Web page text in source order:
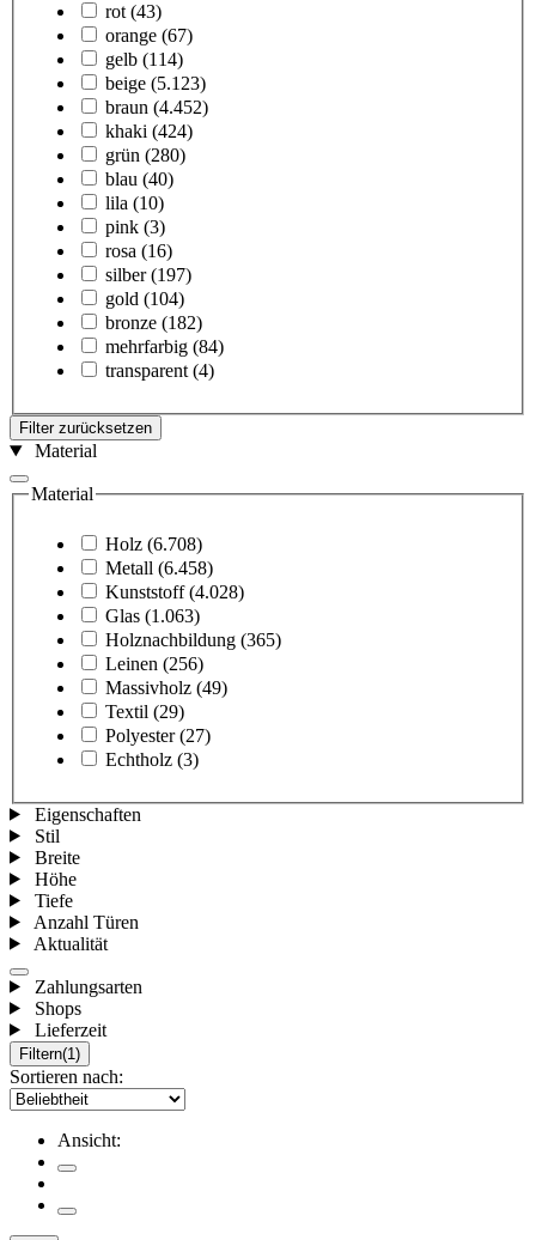
rot (43)
orange (67)
gelb (114)
beige (5.123)
braun (4.452)
khaki (424)
grün (280)
blau (40)
lila (10)
pink (3)
rosa (16)
silber (197)
gold (104)
bronze (182)
mehrfarbig (84)
transparent (4)
Filter zurücksetzen
Material
Material
Holz (6.708)
Metall (6.458)
Kunststoff (4.028)
Glas (1.063)
Holznachbildung (365)
Leinen (256)
Massivholz (49)
Textil (29)
Polyester (27)
Echtholz (3)
Eigenschaften
Stil
Breite
Höhe
Tiefe
Anzahl Türen
Aktualität
Zahlungsarten
Shops
Lieferzeit
Filtern(1)
Sortieren nach:
Ansicht: